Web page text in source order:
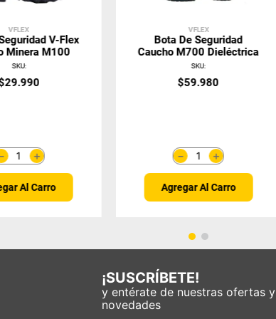
VFLEX
V-Flex
Minera M100
SKU:
29.990
＋
Al Carro
VFLEX
Bota De Seguridad
Caucho M700 Dieléctrica
SKU:
$59.980
＋
－
Agregar Al Carro
¡SUSCRÍBETE!
y entérate de nuestras ofertas y
novedades